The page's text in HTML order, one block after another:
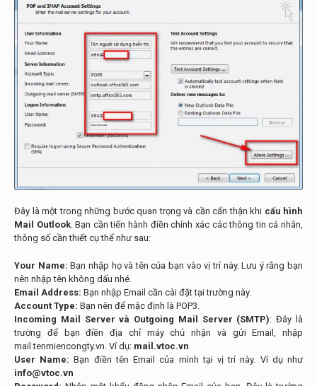
Đây là một trong những bước quan trọng và cần cẩn thận khi cấu hình
Mail Outlook. Bạn cần tiến hành điền chính xác các thông tin cá nhân,
thông số cần thiết cụ thể như sau:
Your Name: Bạn nhập họ và tên của bạn vào vị trí này. Lưu ý rằng bạn
nên nhập tên không dấu nhé.
Email Address: Bạn nhập Email cần cài đặt tại trường này.
Account Type: Bạn nên để mặc định là POP3.
Incoming Mail Server và Outgoing Mail Server (SMTP): Đây là
trường để bạn điền địa chỉ máy chủ nhận và gửi Email, nhập
mail.tenmiencongty.vn. Ví dụ: mail.vtoc.vn
User Name: Bạn điền tên Email của mình tại vị trí này. Ví dụ như
info@vtoc.vn